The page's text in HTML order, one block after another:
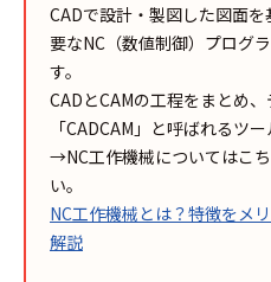
CADで設計・製図した図面
要なNC（数値制御）プログ
す。
CADとCAMの工程をまとめ
「CADCAM」と呼ばれるツ
→NC工作機械についてはこ
い。
NC工作機械とは？特徴をメ
解説